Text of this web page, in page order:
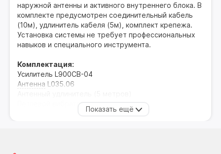
наружной антенны и активного внутреннего блока. В
комплекте предусмотрен соединительный кабель
(10м), удлинитель кабеля (5м), комплект крепежа.
Установка системы не требует профессиональных
навыков и специального инструмента.
Комплектация:
Усилитель L900CB-04
Антенна L035.06
Петлевой вибратор
Источник питания